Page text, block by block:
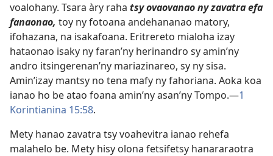
voalohany. Tsara àry raha tsy ovaovanao ny zavatra efa
fanaonao, toy ny fotoana andehananao matory,
ifohazana, na isakafoana. Eritrereto mialoha izay
hataonao isaky ny faran’ny herinandro sy amin’ny
andro itsingerenan’ny mariazinareo, sy ny sisa.
Amin’izay mantsy no tena mafy ny fahoriana. Aoka koa
ianao ho be atao foana amin’ny asan’ny Tompo.—1
Korintianina 15:58.
Mety hanao zavatra tsy voahevitra ianao rehefa
malahelo be. Mety hisy olona fetsifetsy hanararaotra